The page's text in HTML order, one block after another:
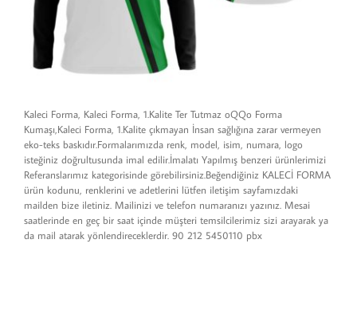
Kaleci Forma, Kaleci Forma, 1.Kalite Ter Tutmaz oQQo Forma
Kumaşı,Kaleci Forma, 1.Kalite çıkmayan İnsan sağlığına zarar vermeyen
eko-teks baskıdır.Formalarımızda renk, model, isim, numara, logo
isteğiniz doğrultusunda imal edilir.İmalatı Yapılmış benzeri ürünlerimizi
Referanslarımız kategorisinde görebilirsiniz.Beğendiğiniz KALECİ FORMA
ürün kodunu, renklerini ve adetlerini lütfen iletişim sayfamızdaki
mailden bize iletiniz. Mailinizi ve telefon numaranızı yazınız. Mesai
saatlerinde en geç bir saat içinde müşteri temsilcilerimiz sizi arayarak ya
da mail atarak yönlendireceklerdir. 90 212 5450110 pbx